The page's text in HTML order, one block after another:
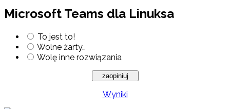
Microsoft Teams dla Linuksa
To jest to!
Wolne żarty…
Wolę inne rozwiązania
Wyniki